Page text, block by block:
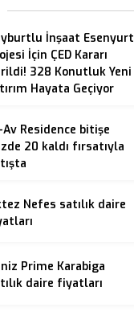
İnşaat Esenyurt
İçin ÇED Kararı
328 Konutluk Yeni
Hayata Geçiyor
Av Residence bitişe
20 kaldı fırsatıyla
Nefes satılık daire
Prime Karabiga
daire fiyatları